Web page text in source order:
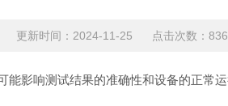
更新时间：2024-11-25 点击次数：836
影响测试结果的准确性和设备的正常